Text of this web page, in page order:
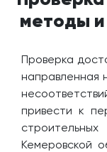
методы
Проверка
направленная
привести к
Кемеровской